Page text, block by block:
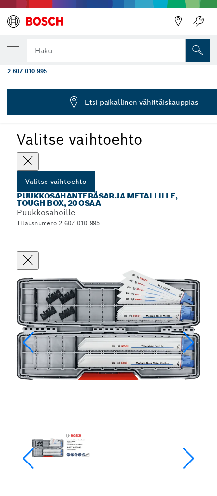
Haku
Valitse vaihtoehto
Valitse vaihtoehto
PUUKKOSAHANTERÄSARJA METALLILLE,
TOUGH BOX, 20 OSAA
Puukkosahoille
Tilausnumero 2 607 010 995
VALITSEMASI VAIHTOEHTO
20-osainen puukkosahanteräsarja
Box
2 607 010 995
Etsi paikallinen vähittäiskauppias